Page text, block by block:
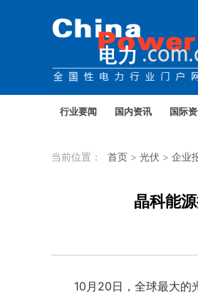
行业要闻 国内资讯 国际
当前位置： 首页 > 光伏 > 企业
晶科能
10月20日，全球最大的光